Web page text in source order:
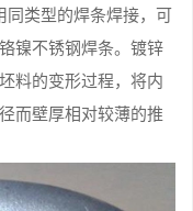
同类型的焊条焊接，可
镍不锈钢焊条。镀锌
料的变形过程，将内
而壁厚相对较薄的推